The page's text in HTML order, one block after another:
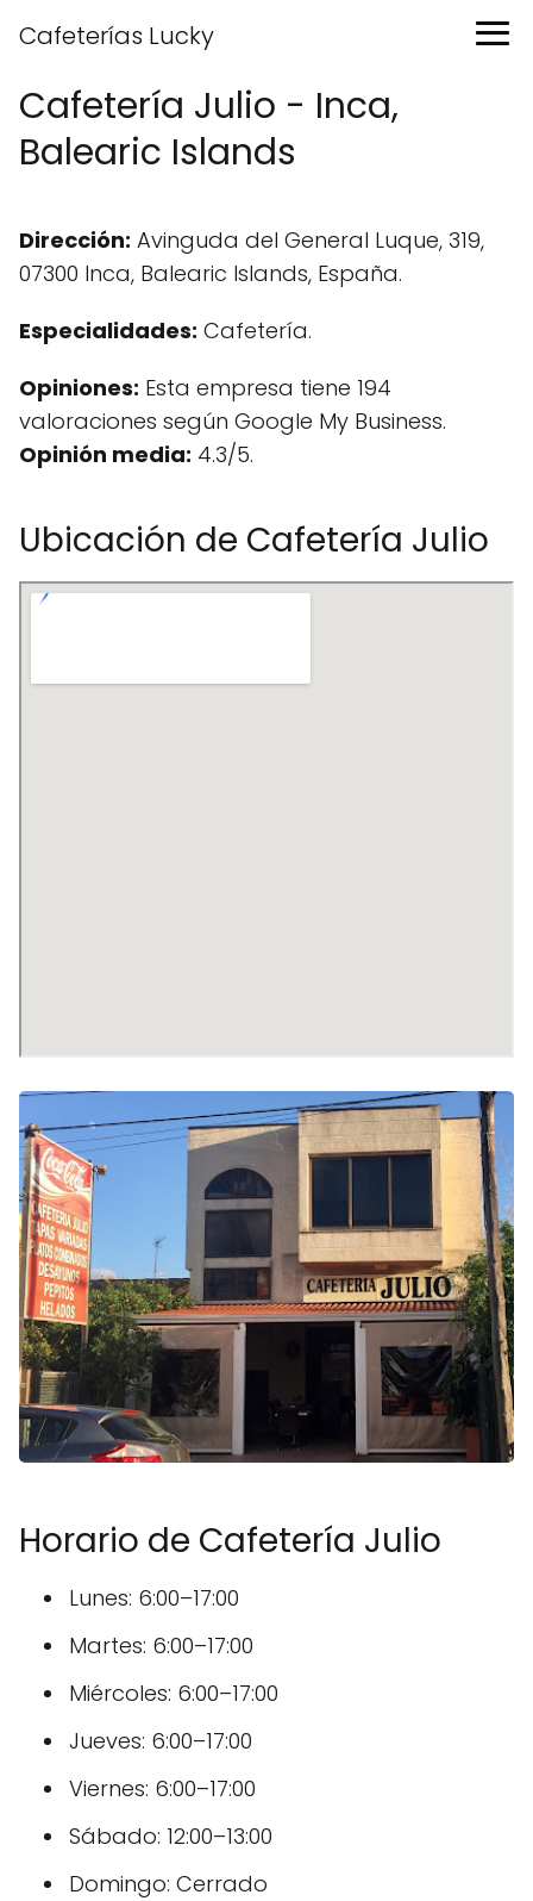
Cafeterías Lucky
Cafetería Julio - Inca,
Balearic Islands
Dirección: Avinguda del General Luque, 319,
07300 Inca, Balearic Islands, España.
Especialidades: Cafetería.
Opiniones: Esta empresa tiene 194
valoraciones según Google My Business.
Opinión media: 4.3/5.
Ubicación de Cafetería Julio
Horario de Cafetería Julio
Lunes: 6:00–17:00
Martes: 6:00–17:00
Miércoles: 6:00–17:00
Jueves: 6:00–17:00
Viernes: 6:00–17:00
Sábado: 12:00–13:00
Domingo: Cerrado